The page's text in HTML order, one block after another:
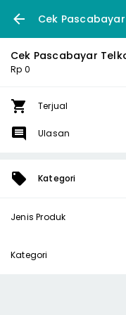
Cek
Cek Pascabayar
Rp 0
Terjual
Ulasan
Kategori
Jenis Produk
Kategori